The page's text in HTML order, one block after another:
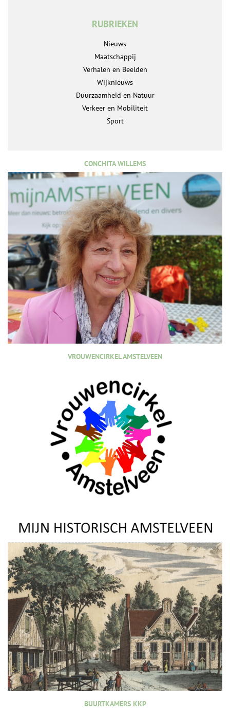
RUBRIEKEN
Nieuws
Maatschappij
Verhalen en Beelden
Wijknieuws
Duurzaamheid en Natuur
Verkeer en Mobiliteit
Sport
CONCHITA WILLEMS
VROUWENCIRKEL AMSTELVEEN
BUURTKAMERS KKP